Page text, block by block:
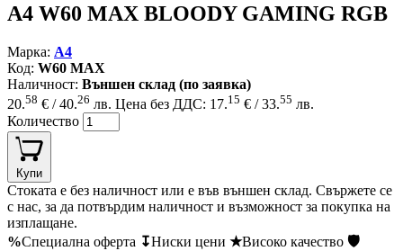
A4 W60 MAX BLOODY GAMING RGB
Марка: A4
Код: W60 MAX
Наличност: Външен склад (по заявка)
20.58 € / 40.26 лв. Цена без ДДС: 17.15 € / 33.55 лв.
Количество
Купи
Стоката е без наличност или е във външен склад. Свържете се
с нас, за да потвърдим наличност и възможност за покупка на
изплащане.
%Специална оферта ↧Ниски цени ★Високо качество 🛡